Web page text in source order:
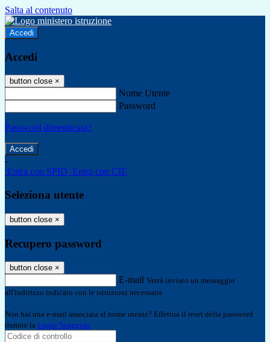
Salta al contenuto
Accedi
Accedi
button close ×
Nome Utente
Password
Password dimenticata?
-
Entra con SPID Entra con CIE
Seleziona utente
button close ×
Recupero password
button close ×
E-mail Verrà inviato un messaggio
all'indirizzo indicato con le istruzioni necessarie.
Non hai una e-mail associata al nome utente? Effettua il reset della password
tramite la Login Spaggiari